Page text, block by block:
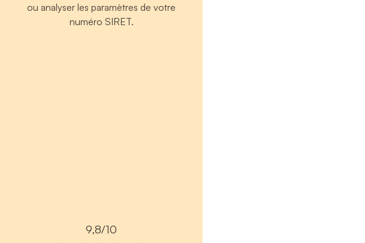
ou analyser les paramètres de votre
numéro SIRET.
9,8/10